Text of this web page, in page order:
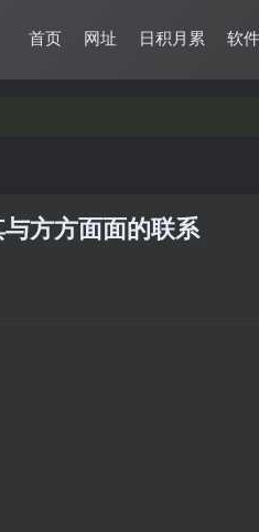
首页 网址 日积月累 软
方方面面的联系